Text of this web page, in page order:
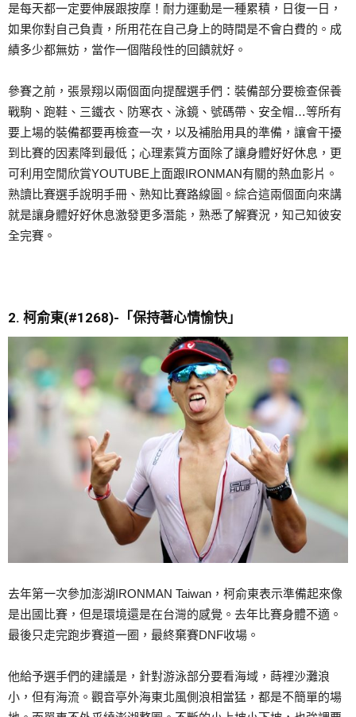
是每天都一定要伸展跟按摩！耐力運動是一種累積，日復一日，
如果你對自己負責，所用花在自己身上的時間是不會白費的。成
績多少都無妨，當作一個階段性的回饋就好。
參賽之前，張景翔以兩個面向提醒選手們：裝備部分要檢查保養
戰駒、跑鞋、三鐵衣、防寒衣、泳鏡、號碼帶、安全帽…等所有
要上場的裝備都要再檢查一次，以及補胎用具的準備，讓會干擾
到比賽的因素降到最低；心理素質方面除了讓身體好好休息，更
可利用空閒欣賞YOUTUBE上面跟IRONMAN有關的熱血影片。
熟讀比賽選手說明手冊、熟知比賽路線圖。綜合這兩個面向來講
就是讓身體好好休息激發更多潛能，熟悉了解賽況，知己知彼安
全完賽。
2. 柯俞東(#1268)- 「保持著心情愉快 」
去年第一次參加澎湖IRONMAN Taiwan，柯俞東表示準備起來像
是出國比賽，但是環境還是在台灣的感覺。去年比賽身體不適。
最後只走完跑步賽道一圈，最終棄賽DNF收場。
他給予選手們的建議是，針對游泳部分要看海域，蒔裡沙灘浪
小，但有海流。觀音亭外海東北風側浪相當猛，都是不簡單的場